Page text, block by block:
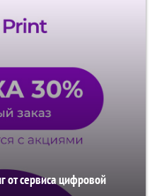
от сервиса цифровой